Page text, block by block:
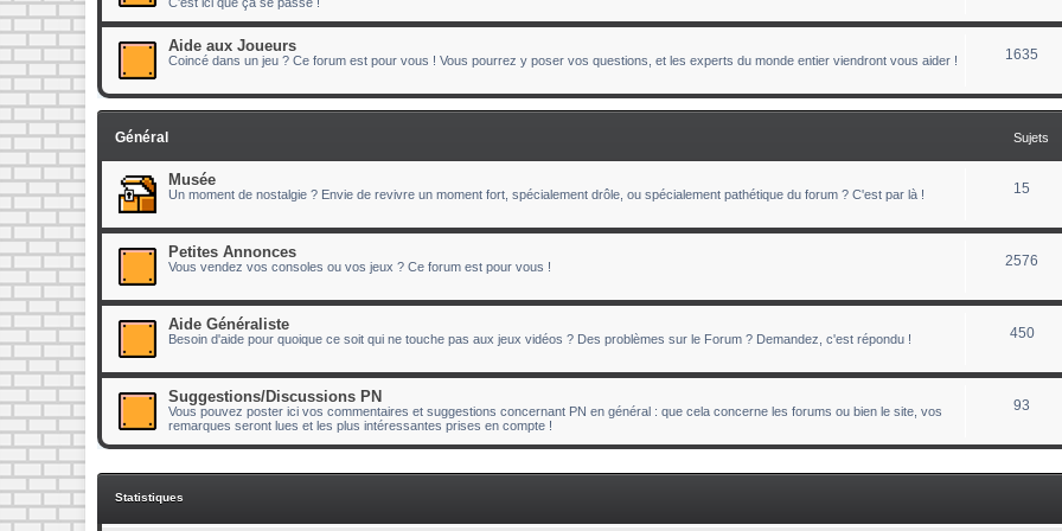
Aide aux Joueurs
Coincé dans un jeu ? Ce forum est pour vous ! Vous pourrez y poser vos questions, et les experts du monde entier viendront vous aider ! 1635
Général Sujets
Musée
Un moment de nostalgie ? Envie de revivre un moment fort, spécialement drôle, ou spécialement pathétique du forum ? C'est par là ! 15
Petites Annonces
Vous vendez vos consoles ou vos jeux ? Ce forum est pour vous ! 2576
Aide Généraliste
Besoin d'aide pour quoique ce soit qui ne touche pas aux jeux vidéos ? Des problèmes sur le Forum ? Demandez, c'est répondu ! 450
Suggestions/Discussions PN
Vous pouvez poster ici vos commentaires et suggestions concernant PN en général : que cela concerne les forums ou bien le site, vos
remarques seront lues et les plus intéressantes prises en compte !
93
Statistiques